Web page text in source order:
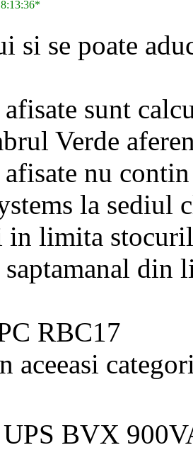
si se poate
sunt
Verde
nu
la sediul
limita
saptamanal
RBC17
aceeasi
BVX